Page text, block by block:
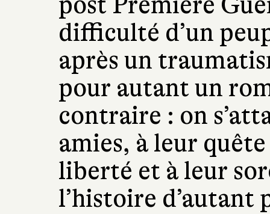
difficulté d’un
après un
pour autant un
contraire : on
amies, à leur
liberté et à leur
l’histoire d’autant